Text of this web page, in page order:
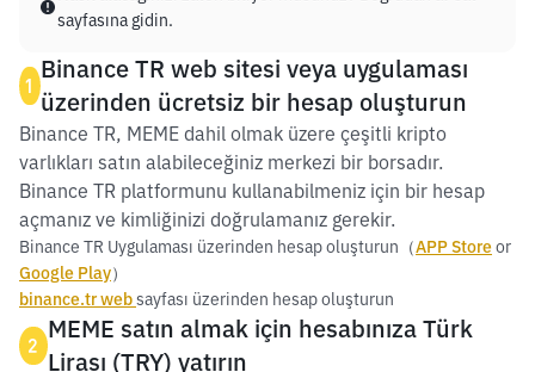
sayfasına gidin.
1
Binance TR web sitesi veya uygulaması
üzerinden ücretsiz bir hesap oluşturun
Binance TR, MEME dahil olmak üzere çeşitli kripto
varlıkları satın alabileceğiniz merkezi bir borsadır.
Binance TR platformunu kullanabilmeniz için bir hesap
açmanız ve kimliğinizi doğrulamanız gerekir.
Binance TR Uygulaması üzerinden hesap oluşturun（APP Storeor
Google Play）
binance.tr websayfası üzerinden hesap oluşturun
2
MEME satın almak için hesabınıza Türk
Lirası (TRY) yatırın